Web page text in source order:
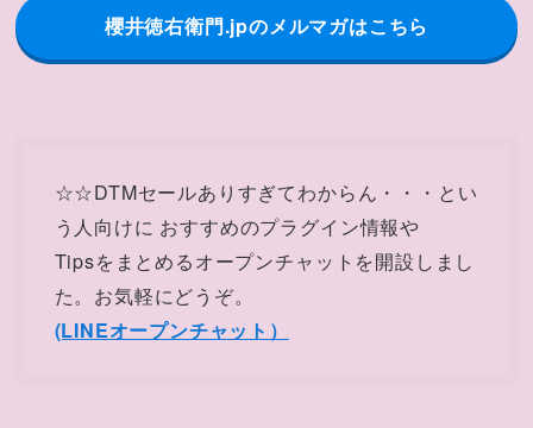
櫻井徳右衛門.jpのメルマガはこちら
☆☆DTMセールありすぎてわからん・・・とい
う人向けに おすすめのプラグイン情報や
Tipsをまとめるオープンチャットを開設しまし
た。お気軽にどうぞ。
(LINEオープンチャット）